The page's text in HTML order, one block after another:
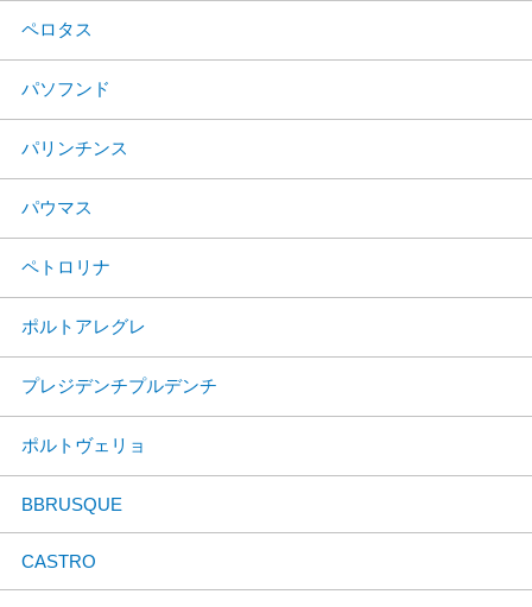
ペロタス
パソフンド
パリンチンス
パウマス
ペトロリナ
ポルトアレグレ
プレジデンチプルデンチ
ポルトヴェリョ
BBRUSQUE
CASTRO